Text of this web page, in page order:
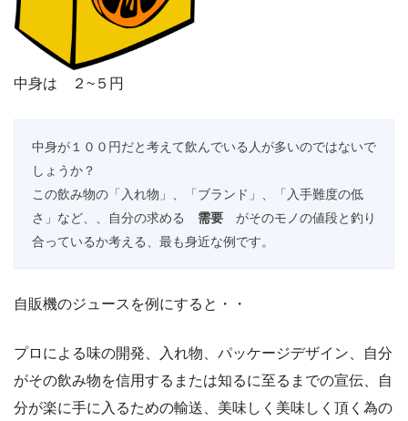
中身は ２~５円
中身が１００円だと考えて飲んでいる人が多いのではないで
しょうか？
この飲み物の「入れ物」、「ブランド」、「入手難度の低
さ」など、、自分の求める 需要 がそのモノの値段と釣り
合っているか考える、最も身近な例です。
自販機のジュースを例にすると・・
プロによる味の開発、入れ物、パッケージデザイン、自分
がその飲み物を信用するまたは知るに至るまでの宣伝、自
分が楽に手に入るための輸送、美味しく美味しく頂く為の